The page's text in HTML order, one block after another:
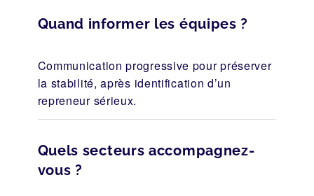
Quand informer les équipes ?
Communication progressive pour préserver
la stabilité, après identification d’un
repreneur sérieux.
Quels secteurs accompagnez-
vous ?